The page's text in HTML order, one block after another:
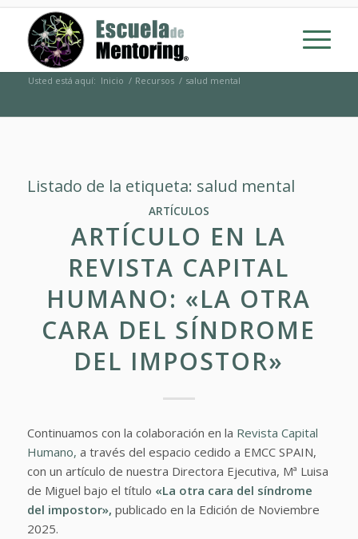
Usted está aquí: Inicio / Recursos / salud mental
Listado de la etiqueta: salud mental
ARTÍCULOS
ARTÍCULO EN LA
REVISTA CAPITAL
HUMANO: «LA OTRA
CARA DEL SÍNDROME
DEL IMPOSTOR»
Continuamos con la colaboración en la Revista Capital
Humano, a través del espacio cedido a EMCC SPAIN,
con un artículo de nuestra Directora Ejecutiva, Mª Luisa
de Miguel bajo el título «La otra cara del síndrome
del impostor», publicado en la Edición de Noviembre
2025.